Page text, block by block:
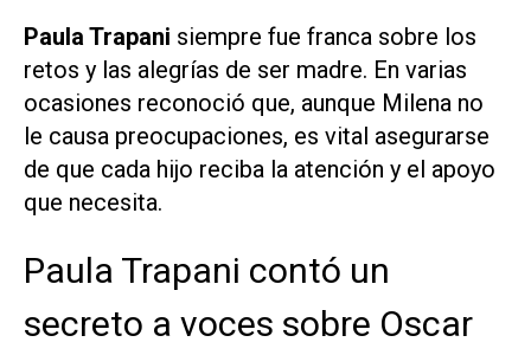
Paula Trapani siempre fue franca sobre los
retos y las alegrías de ser madre. En varias
ocasiones reconoció que, aunque Milena no
le causa preocupaciones, es vital asegurarse
de que cada hijo reciba la atención y el apoyo
que necesita.
Paula Trapani contó un
secreto a voces sobre Oscar